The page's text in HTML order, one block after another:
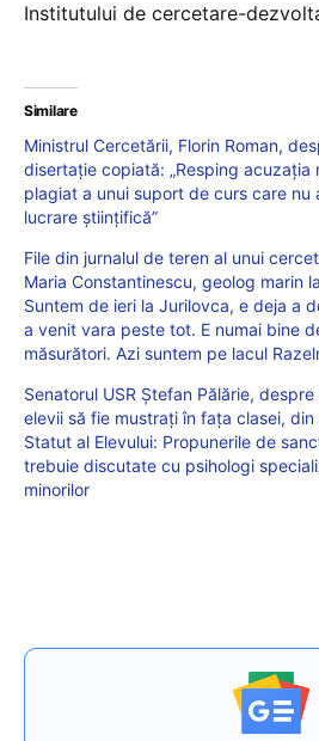
Institutului de cercetare-
Similare
Ministrul Cercetării, Florin Roman,
disertație copiată: „Resping acuzația
plagiat a unui suport de curs care nu
lucrare științifică”
File din jurnalul de teren al unui
Maria Constantinescu, geolog marin
Suntem de ieri la Jurilovca, e deja a
a venit vara peste tot. E numai bine
măsurători. Azi suntem pe lacul
Senatorul USR Ștefan Pălărie,
elevii să fie mustrați în fața clasei,
Statut al Elevului: Propunerile de
trebuie discutate cu psihologi
minorilor